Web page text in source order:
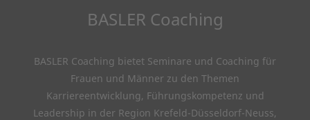
BASLER Coaching
BASLER Coaching bietet Seminare und Coaching für
Frauen und Männer zu den Themen
Karriereentwicklung, Führungskompetenz und
Leadership in der Region Krefeld-Düsseldorf-Neuss,